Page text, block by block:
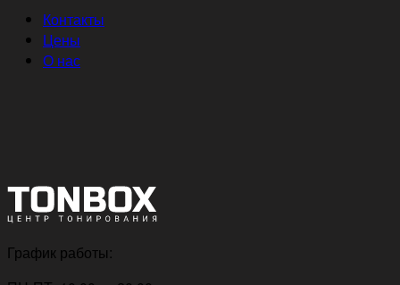
Контакты
Цены
О нас
График работы: